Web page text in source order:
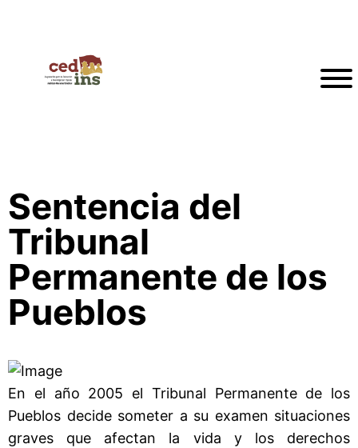
Sentencia del
Tribunal
Permanente de los
Pueblos
En el año 2005 el Tribunal Permanente de los
Pueblos decide someter a su examen situaciones
graves que afectan la vida y los derechos